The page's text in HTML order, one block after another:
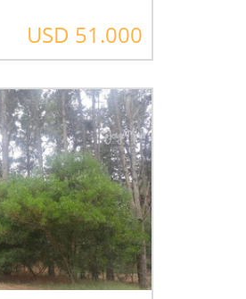
USD 51.000